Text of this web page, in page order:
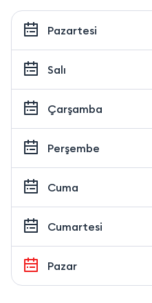
Pazartesi
Salı
Çarşamba
Perşembe
Cuma
Cumartesi
Pazar